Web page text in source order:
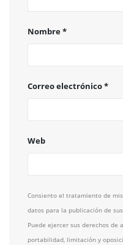
Nombre*
Correo electrónico*
Web
Consiento el tratamiento de
datos para la publicación de
Puede ejercer sus derechos de
portabilidad, limitación y